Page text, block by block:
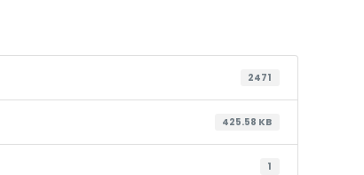
2471
425.58 KB
1